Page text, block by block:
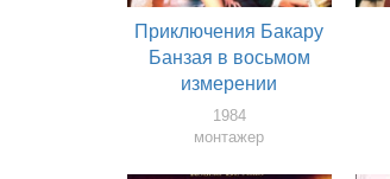
Приключения Бакару
Банзая в восьмом
измерении
1984
монтажер